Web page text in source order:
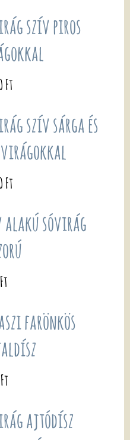
szív piros
Ft
szív sárga és
Ft
alakú sóvirág
farönkös
ajtódísz